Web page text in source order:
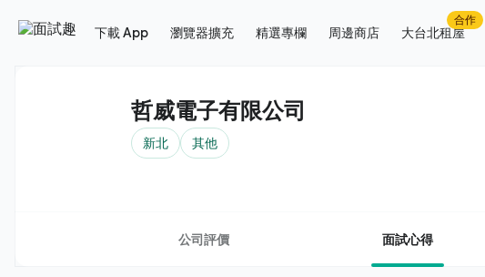
下載 App 瀏覽器擴充 精選專欄 周邊商店 大台北租屋
合作
哲威電子有限公司
新北 其他
公司評價 面試心得